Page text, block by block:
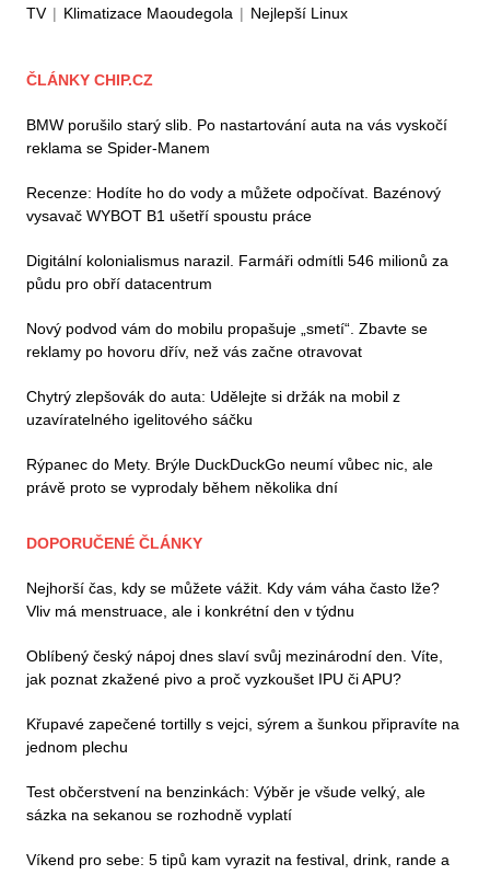
TV | Klimatizace Maoudegola | Nejlepší Linux
ČLÁNKY CHIP.CZ
BMW porušilo starý slib. Po nastartování auta na vás vyskočí
reklama se Spider-Manem
Recenze: Hodíte ho do vody a můžete odpočívat. Bazénový
vysavač WYBOT B1 ušetří spoustu práce
Digitální kolonialismus narazil. Farmáři odmítli 546 milionů za
půdu pro obří datacentrum
Nový podvod vám do mobilu propašuje „smetí“. Zbavte se
reklamy po hovoru dřív, než vás začne otravovat
Chytrý zlepšovák do auta: Udělejte si držák na mobil z
uzavíratelného igelitového sáčku
Rýpanec do Mety. Brýle DuckDuckGo neumí vůbec nic, ale
právě proto se vyprodaly během několika dní
DOPORUČENÉ ČLÁNKY
Nejhorší čas, kdy se můžete vážit. Kdy vám váha často lže?
Vliv má menstruace, ale i konkrétní den v týdnu
Oblíbený český nápoj dnes slaví svůj mezinárodní den. Víte,
jak poznat zkažené pivo a proč vyzkoušet IPU či APU?
Křupavé zapečené tortilly s vejci, sýrem a šunkou připravíte na
jednom plechu
Test občerstvení na benzinkách: Výběr je všude velký, ale
sázka na sekanou se rozhodně vyplatí
Víkend pro sebe: 5 tipů kam vyrazit na festival, drink, rande a